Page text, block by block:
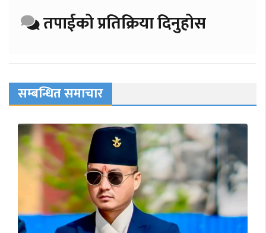
तपाईको प्रतिक्रिया दिनुहोस
सम्बन्धित समाचार